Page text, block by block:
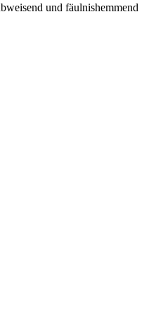
und fäulnishemmend